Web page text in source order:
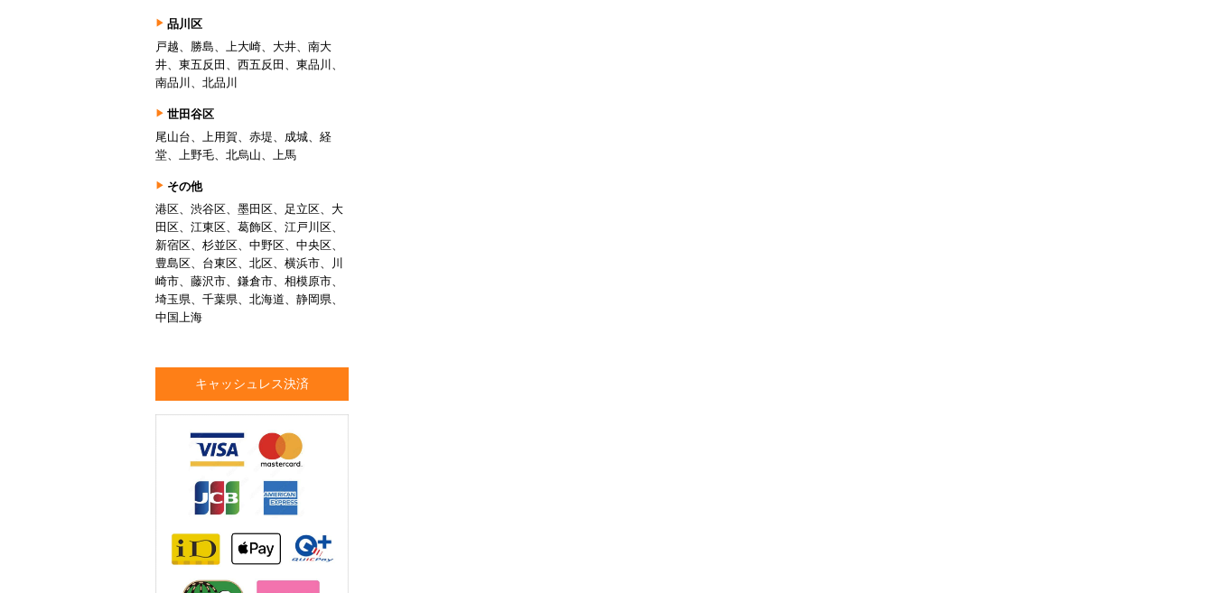
品川区
戸越、勝島、上大崎、大井、南大
井、東五反田、西五反田、東品川、
南品川、北品川
世田谷区
尾山台、上用賀、赤堤、成城、経
堂、上野毛、北烏山、上馬
その他
港区、渋谷区、墨田区、足立区、大
田区、江東区、葛飾区、江戸川区、
新宿区、杉並区、中野区、中央区、
豊島区、台東区、北区、横浜市、川
崎市、藤沢市、鎌倉市、相模原市、
埼玉県、千葉県、北海道、静岡県、
中国上海
キャッシュレス決済